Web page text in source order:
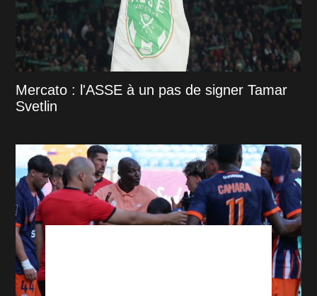
Mercato : l'ASSE à un pas de signer Tamar
Svetlin